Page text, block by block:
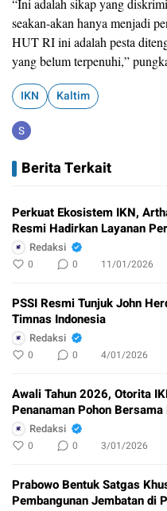
“Ini adalah sikap yang
seakan-akan hanya menjadi
HUT RI ini adalah pesta
yang belum terpenuhi,”
IKN Kaltim
Berita Terkait
Perkuat Ekosistem IKN,
Resmi Hadirkan Layanan
Redaksi
0 0 11/01/2026
PSSI Resmi Tunjuk John
Timnas Indonesia
Redaksi
0 0 4/01/2026
Awali Tahun 2026, Otorita
Penanaman Pohon
Redaksi
0 0 3/01/2026
Prabowo Bentuk Satgas
Pembangunan Jembatan di